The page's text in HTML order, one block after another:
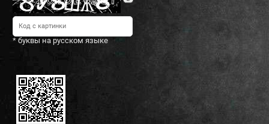
* буквы на русском языке